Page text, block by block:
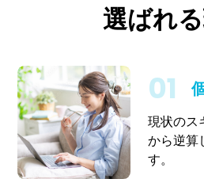
選ばれ
現状のス
から逆算
す。